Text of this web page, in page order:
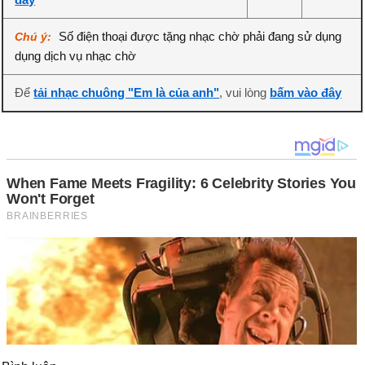
Chú ý:
Số điện thoại được tặng nhạc chờ phải đang sử dụng
dụng dịch vụ nhạc chờ
Đểtải nhạc chuông "Em là của anh", vui lòng bấm vào đây